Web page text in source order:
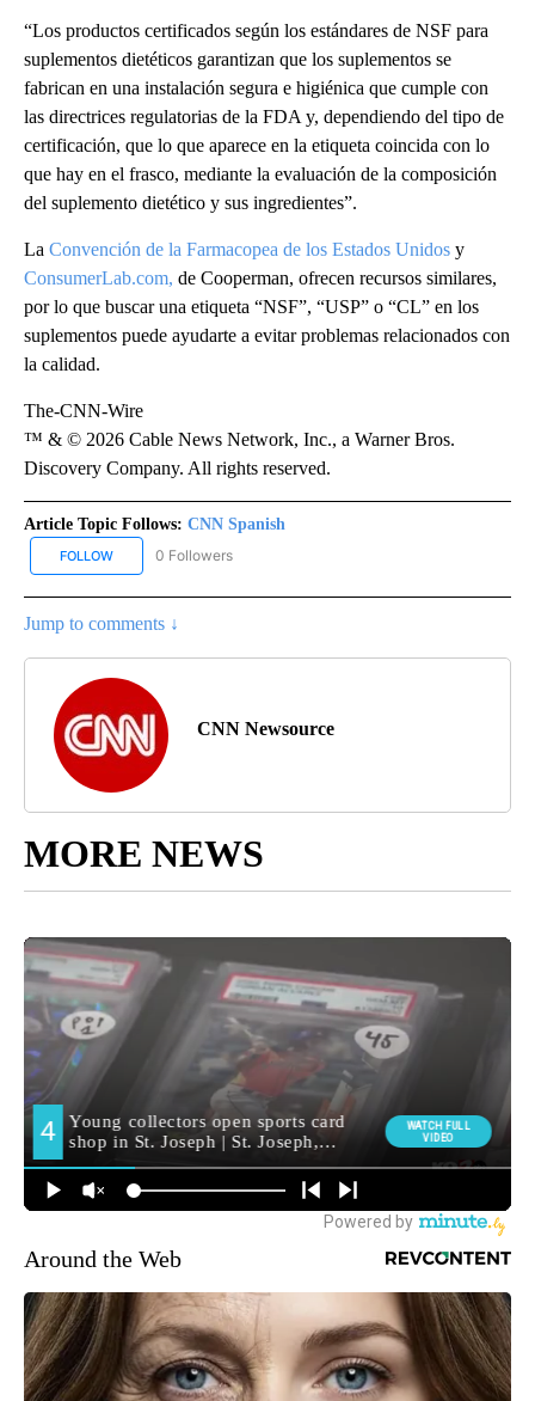
“Los productos certificados según los estándares de NSF para
suplementos dietéticos garantizan que los suplementos se
fabrican en una instalación segura e higiénica que cumple con
las directrices regulatorias de la FDA y, dependiendo del tipo de
certificación, que lo que aparece en la etiqueta coincida con lo
que hay en el frasco, mediante la evaluación de la composición
del suplemento dietético y sus ingredientes”.
La Convención de la Farmacopea de los Estados Unidos y
ConsumerLab.com, de Cooperman, ofrecen recursos similares,
por lo que buscar una etiqueta “NSF”, “USP” o “CL” en los
suplementos puede ayudarte a evitar problemas relacionados con
la calidad.
The-CNN-Wire
™ & © 2026 Cable News Network, Inc., a Warner Bros.
Discovery Company. All rights reserved.
Article Topic Follows: CNN Spanish
FOLLOW FOLLOW "CNN SPANISH" TO RECEIVE NOTIFICATIONS ABOUT
0 Followers
Jump to comments ↓
CNN Newsource
MORE NEWS
Around the Web